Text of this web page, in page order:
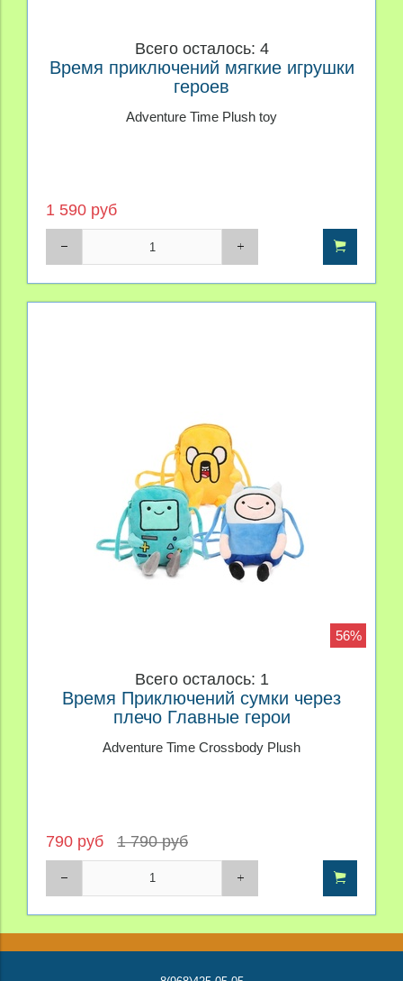
Всего осталось: 4
Время приключений мягкие игрушки
героев
Adventure Time Plush toy
1 590 руб
56%
Всего осталось: 1
Время Приключений сумки через
плечо Главные герои
Adventure Time Crossbody Plush
790 руб 1 790 руб